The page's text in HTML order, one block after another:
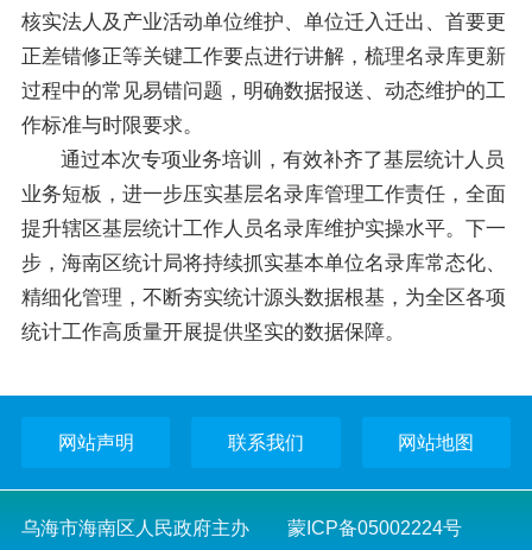
核实法人及产业活动单位维护、单位迁入迁出、首要更
正差错修正等关键工作要点进行讲解，梳理名录库更新
过程中的常见易错问题，明确数据报送、动态维护的工
作标准与时限要求。
通过本次专项业务培训，有效补齐了基层统计人员
业务短板，进一步压实基层名录库管理工作责任，全面
提升辖区基层统计工作人员名录库维护实操水平。下一
步，海南区统计局将持续抓实基本单位名录库常态化、
精细化管理，不断夯实统计源头数据根基，为全区各项
统计工作高质量开展提供坚实的数据保障。
网站声明 联系我们 网站地图
乌海市海南区人民政府主办 蒙ICP备05002224号